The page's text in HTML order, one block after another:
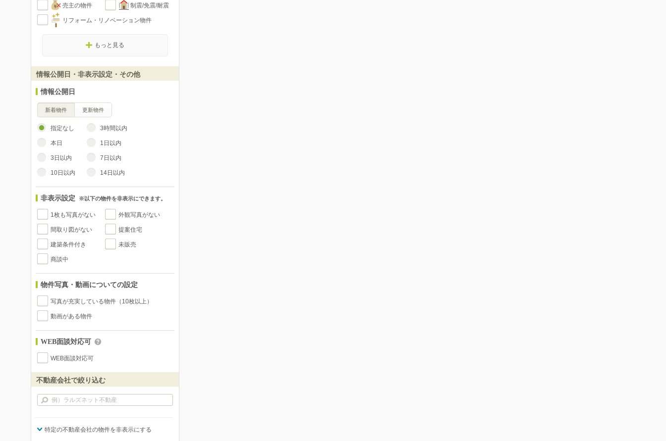
売主の物件 制震/免震/耐震
リフォーム・リノベーション物件
もっと見る
情報公開日・非表示設定・その他
情報公開日
新着物件 更新物件
指定なし 3時間以内
本日 1日以内
3日以内 7日以内
10日以内 14日以内
非表示設定 ※以下の物件を非表示にできます。
1枚も写真がない 外観写真がない
間取り図がない 提案住宅
建築条件付き 未販売
商談中
物件写真・動画についての設定
写真が充実している物件（10枚以上）
動画がある物件
WEB面談対応可
WEB面談対応可
不動産会社で絞り込む
特定の不動産会社の物件を非表示にする